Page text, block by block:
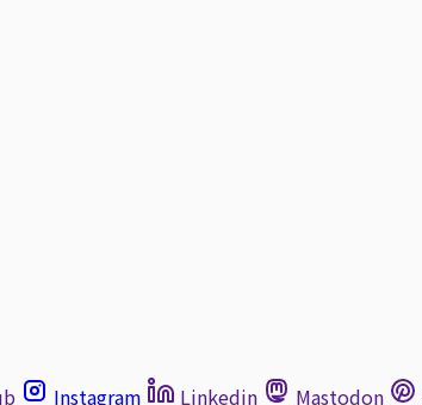
Instagram Linkedin Mastodon